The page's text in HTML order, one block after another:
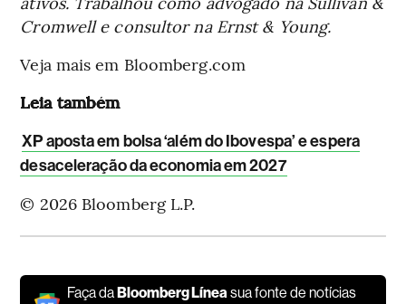
Cromwell e consultor na Ernst & Young.
Veja mais em Bloomberg.com
Leia também
XP aposta em bolsa ‘além do Ibovespa’ e espera
desaceleração da economia em 2027
© 2026 Bloomberg L.P.
Faça daBloomberg Líneasua fonte de notícias